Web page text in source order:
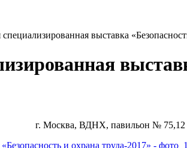
выставка
г. Москва, ВДНХ, павильон № 75,12 -